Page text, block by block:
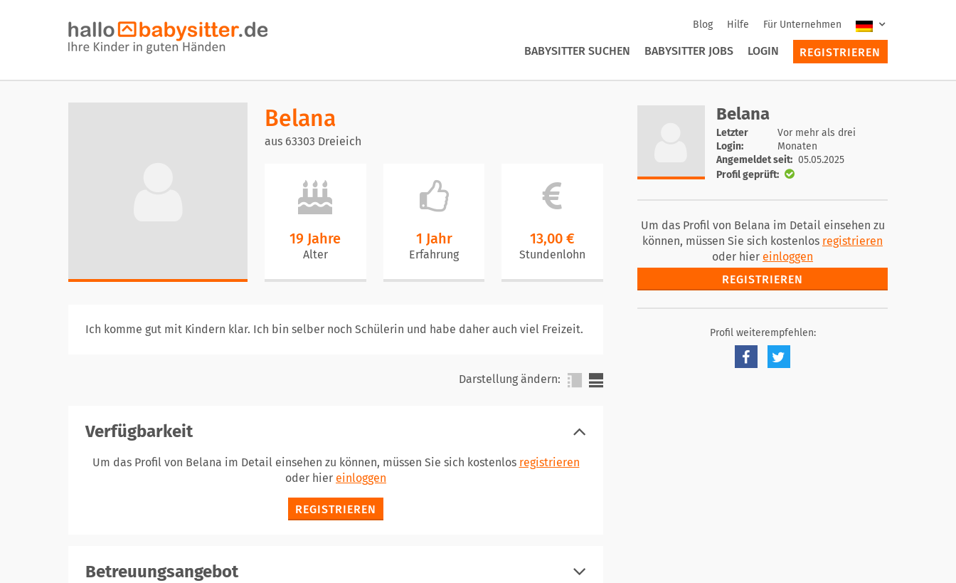
Blog Hilfe Für Unternehmen
BABYSITTER SUCHEN BABYSITTER JOBS LOGIN REGISTRIEREN
Belana
aus 63303 Dreieich
19 Jahre
Alter
1 Jahr
Erfahrung
13,00 €
Stundenlohn
Ich komme gut mit Kindern klar. Ich bin selber noch Schülerin und habe daher auch viel Freizeit.
Darstellung ändern:
Verfügbarkeit
Um das Profil von Belana im Detail einsehen zu können, müssen Sie sich kostenlos registrieren
oder hier einloggen
REGISTRIEREN
Betreuungsangebot
Belana
Letzter
Login:
Vor mehr als drei
Monaten
Angemeldet seit: 05.05.2025
Profil geprüft:
Um das Profil von Belana im Detail einsehen zu
können, müssen Sie sich kostenlos registrieren
oder hier einloggen
REGISTRIEREN
Profil weiterempfehlen: